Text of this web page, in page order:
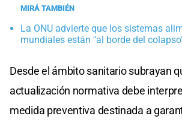
MIRÁ TAMBIÉN
La ONU advierte que los sistemas
mundiales están "al borde del
Desde el ámbito sanitario subrayan
actualización normativa debe
medida preventiva destinada a